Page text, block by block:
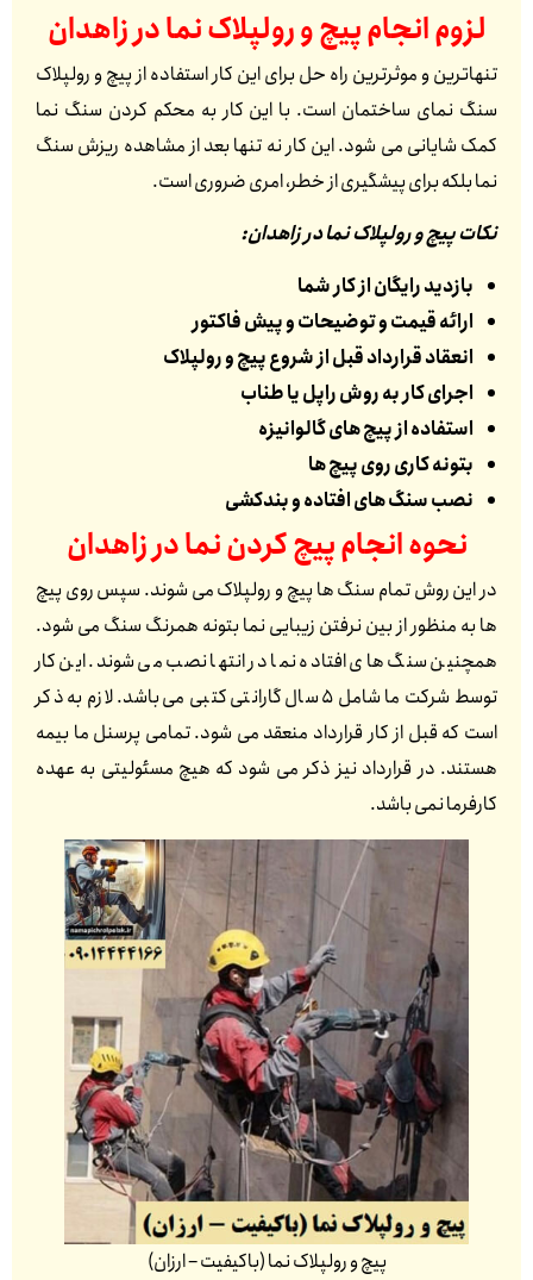
لزوم انجام پیچ و رولپلاک نما درزاهدان
تنهاترین و موثرترین راه حل برای این کار استفاده از پیچ و رولپلاک
سنگ نمای ساختمان است. با این کار به محکم کردن سنگ نما
کمک شایانی می شود. این کار نه تنها بعد از مشاهده ریزش سنگ
نما بلکه برای پیشگیری از خطر، امری ضروری است.
نکات پیچ و رولپلاک نما در زاهدان:
بازدید رایگان از کار شما
ارائه قیمت و توضیحات و پیش فاکتور
انعقاد قرارداد قبل از شروع پیچ و رولپلاک
اجرای کار به روش راپل یا طناب
استفاده از پیچ های گالوانیزه
بتونه کاری روی پیچ ها
نصب سنگ های افتاده و بندکشی
نحوه انجام پیچ کردن نما درزاهدان
در این روش تمام سنگ ها پیچ و رولپلاک می شوند. سپس روی پیچ
ها به منظور از بین نرفتن زیبایی نما بتونه همرنگ سنگ می شود.
همچنین سنگ های افتاده نما در انتها نصب می شوند. این کار
توسط شرکت ما شامل 5 سال گارانتی کتبی می باشد. لازم به ذکر
است که قبل از کار قرارداد منعقد می شود. تمامی پرسنل ما بیمه
هستند. در قرارداد نیز ذکر می شود که هیچ مسئولیتی به عهده
کارفرما نمی باشد.
پیچ و رولپلاک نما (باکیفیت – ارزان)